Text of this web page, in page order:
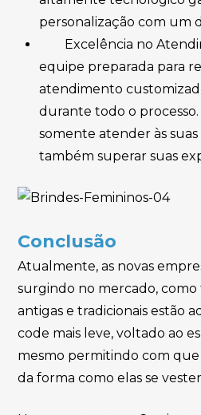
personalização com um
Excelência no
equipe preparada para
atendimento
durante todo o
somente atender às suas
também superar suas
Conclusão
Atualmente, as novas
surgindo no mercado, como
antigas e tradicionais estão
code mais leve, voltado ao
mesmo permitindo com que
da forma como elas se